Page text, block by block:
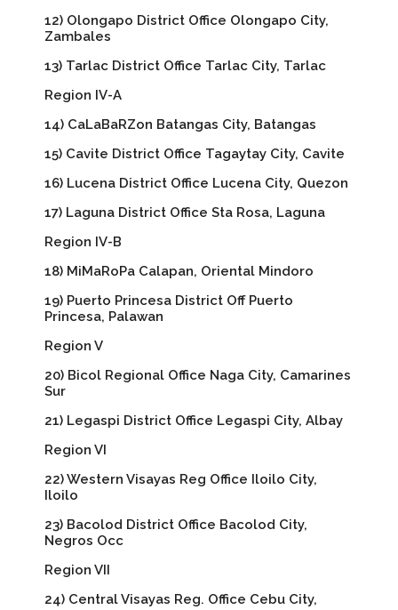
12) Olongapo District Office Olongapo City,
Zambales
13) Tarlac District Office Tarlac City, Tarlac
Region IV-A
14) CaLaBaRZon Batangas City, Batangas
15) Cavite District Office Tagaytay City, Cavite
16) Lucena District Office Lucena City, Quezon
17) Laguna District Office Sta Rosa, Laguna
Region IV-B
18) MiMaRoPa Calapan, Oriental Mindoro
19) Puerto Princesa District Off Puerto
Princesa, Palawan
Region V
20) Bicol Regional Office Naga City, Camarines
Sur
21) Legaspi District Office Legaspi City, Albay
Region VI
22) Western Visayas Reg Office Iloilo City,
Iloilo
23) Bacolod District Office Bacolod City,
Negros Occ
Region VII
24) Central Visayas Reg. Office Cebu City,